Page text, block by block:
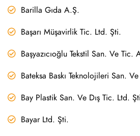
Barilla Gıda A.Ş.
Başarı Müşavirlik Tic. Ltd. Şti.
Başyazıcıoğlu Tekstil San. Ve Tic.
Bateksa Baskı Teknolojileri San.
Bay Plastik San. Ve Dış Tic. Ltd.
Bayar Ltd. Şti.